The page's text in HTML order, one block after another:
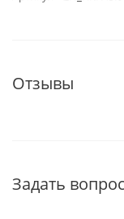
Отзывы
Задать вопрос